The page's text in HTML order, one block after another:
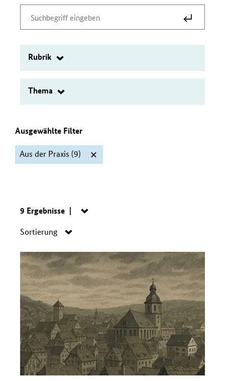
Suchbegriff
Suche
Filter
Rubrik
Filter
Thema
Ausgewählte Filter
Aus der Praxis (9)
Filter
löschen
Suche:
9 Ergebnisse
Navigation
Sortierung
Navigation